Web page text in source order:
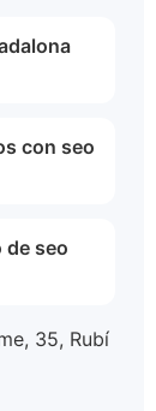
con seo
de seo
35, Rubí